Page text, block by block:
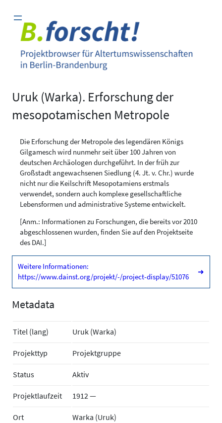
Inhalt
springen
Uruk (Warka). Erforschung der
mesopotamischen Metropole
Die Erforschung der Metropole des legendären Königs
Gilgamesch wird nunmehr seit über 100 Jahren von
deutschen Archäologen durchgeführt. In der früh zur
Großstadt angewachsenen Siedlung (4. Jt. v. Chr.) wurde
nicht nur die Keilschrift Mesopotamiens erstmals
verwendet, sondern auch komplexe gesellschaftliche
Lebensformen und administrative Systeme entwickelt.
[Anm.: Informationen zu Forschungen, die bereits vor 2010
abgeschlossenen wurden, finden Sie auf den Projektseite
des DAI.]
Weitere Informationen:
https://www.dainst.org/projekt/-/project-display/51076
➜
Metadata
Titel (lang) Uruk (Warka)
Projekttyp Projektgruppe
Status Aktiv
Projektlaufzeit 1912 —
Ort
Warka (Uruk)